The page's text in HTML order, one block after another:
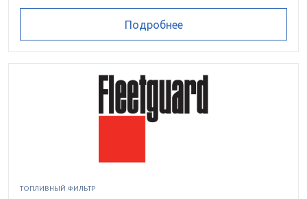
Подробнее
ТОПЛИВНЫЙ ФИЛЬТР